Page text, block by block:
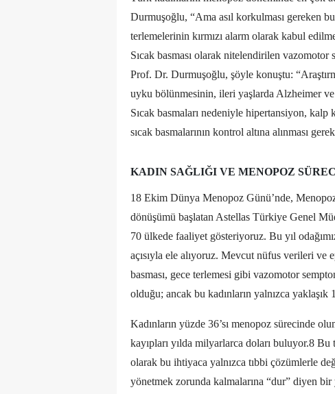
Durmuşoğlu, “Ama asıl korkulması gereken
terlemelerinin kırmızı alarm olarak kabul
Sıcak basması olarak nitelendirilen
Prof. Dr. Durmuşoğlu, şöyle konuştu:
uyku bölünmesinin, ileri yaşlarda Alzheimer
Sıcak basmaları nedeniyle hipertansiyon,
sıcak basmalarının kontrol altına alınması
KADIN SAĞLIĞI VE MENOPOZ
18 Ekim Dünya Menopoz Günü’nde,
dönüşümü başlatan Astellas Türkiye Genel
70 ülkede faaliyet gösteriyoruz. Bu yıl
açısıyla ele alıyoruz. Mevcut nüfus verileri
basması, gece terlemesi gibi vazomotor
olduğu; ancak bu kadınların yalnızca
Kadınların yüzde 36’sı menopoz sürecinde
kayıpları yılda milyarlarca doları buluyor.8
olarak bu ihtiyaca yalnızca tıbbi çözümlerle
yönetmek zorunda kalmalarına “dur” diyen